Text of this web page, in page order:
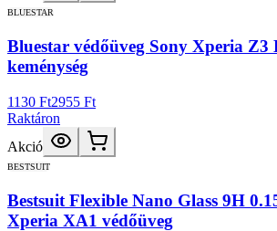
BLUESTAR
Bluestar védőüveg Sony Xperia Z3
keménység
1130 Ft2955 Ft
Raktáron
Akció
BESTSUIT
Bestsuit Flexible Nano Glass 9H
Xperia XA1 védőüveg